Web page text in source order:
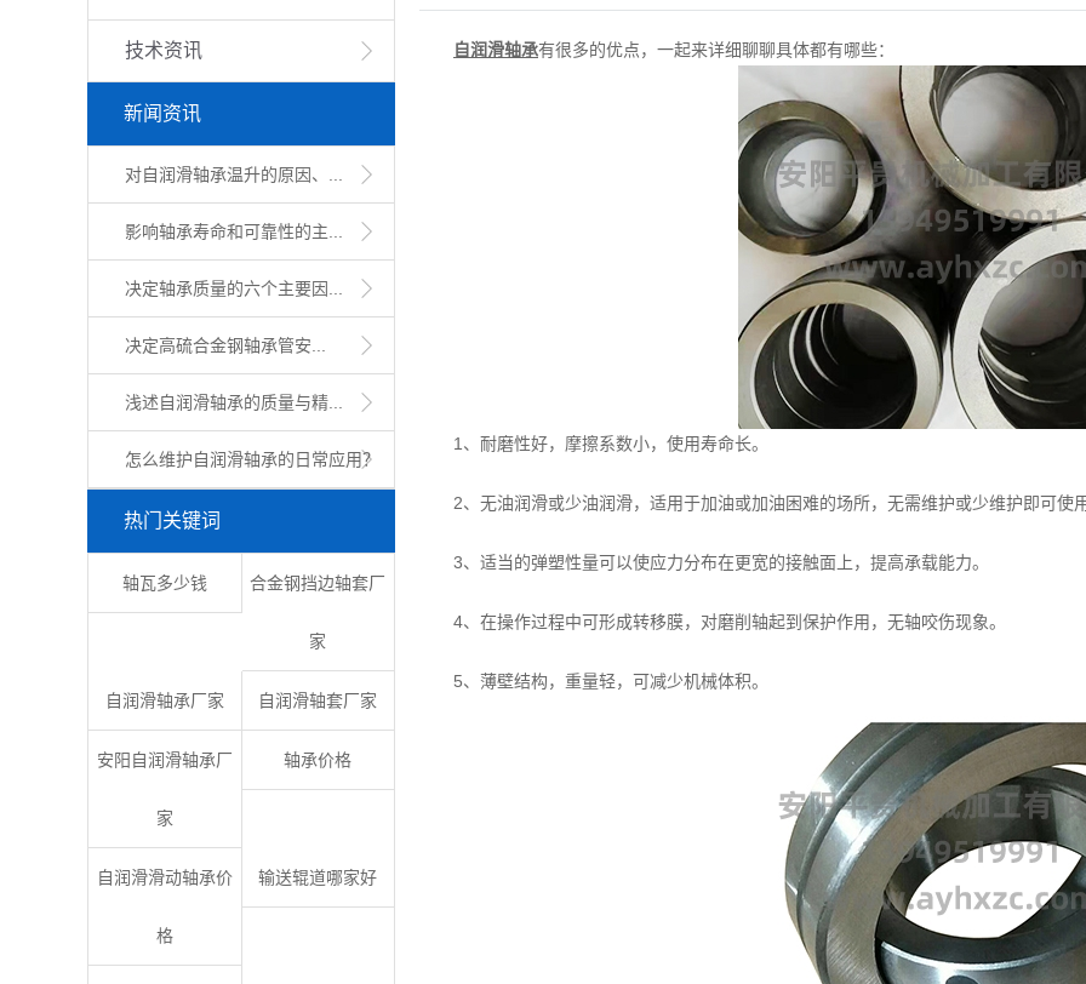
技术资讯
新闻资讯
对自润滑轴承温升的原因、...
影响轴承寿命和可靠性的主...
决定轴承质量的六个主要因...
​决定高硫合金钢轴承管安...
浅述自润滑轴承的质量与精...
怎么维护自润滑轴承的日常应用？
热门关键词
轴瓦多少钱 合金钢挡边轴套厂
家
自润滑轴承厂家 自润滑轴套厂家
安阳自润滑轴承厂
家
轴承价格
自润滑滑动轴承价
格
输送辊道哪家好
自润滑轴承有很多的优点，一起来详细聊聊具体都有哪些：
1、耐磨性好，摩擦系数小，使用寿命长。
2、无油润滑或少油润滑，适用于加油或加油困难的场所，无需维护或少维护即可使
3、适当的弹塑性量可以使应力分布在更宽的接触面上，提高承载能力。
4、在操作过程中可形成转移膜，对磨削轴起到保护作用，无轴咬伤现象。
5、薄壁结构，重量轻，可减少机械体积。